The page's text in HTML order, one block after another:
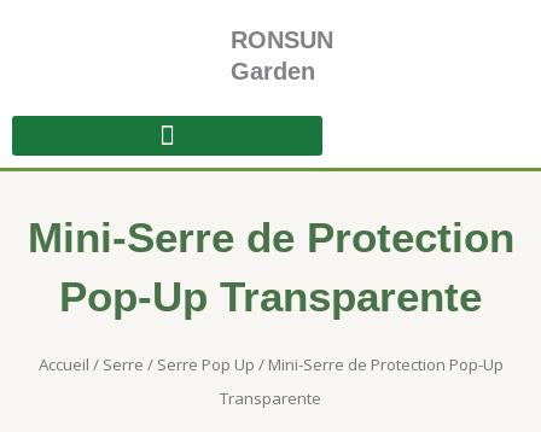
RONSUN
Garden
Mini-Serre de Protection
Pop-Up Transparente
Accueil / Serre / Serre Pop Up / Mini-Serre de Protection Pop-Up
Transparente